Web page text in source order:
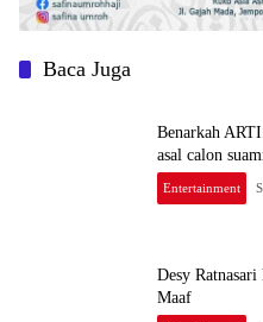
Baca Juga
Benarkah
asal calon
Entertainment
Desy
Maaf